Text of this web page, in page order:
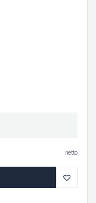
netto
♡